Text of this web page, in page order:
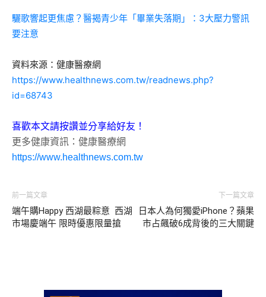
驪歌響起更焦慮？醫揭青少年「畢業失落期」：3大壓力警訊
要注意
資料來源：健康醫療網
https://www.healthnews.com.tw/readnews.php?
id=68743
喜歡本文請按讚並分享給好友！
更多健康資訊：健康醫療網
https://www.healthnews.com.tw
前一篇文章
端午購Happy 西湖最粽意 西湖
市場慶端午 限時優惠限量搶
下一篇文章
日本人為何獨愛iPhone？蘋果
市占飆破6成背後的三大關鍵